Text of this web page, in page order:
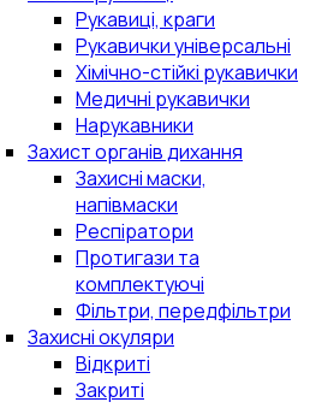
Рукавиці, краги
Рукавички універсальні
Хімічно-стійкі рукавички
Медичні рукавички
Нарукавники
Захист органів дихання
Захисні маски,
напівмаски
Респіратори
Протигази та
комплектуючі
Фільтри, передфільтри
Захисні окуляри
Відкриті
Закриті